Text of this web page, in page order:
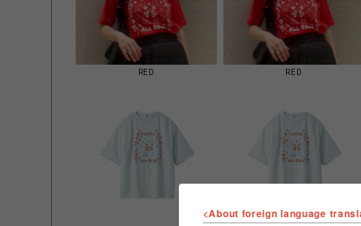
RED RED
<About foreign language